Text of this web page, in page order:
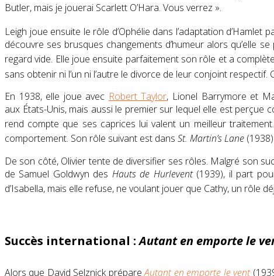
Butler, mais je jouerai Scarlett O’Hara. Vous verrez ».
Leigh joue ensuite le rôle d’Ophélie dans l’adaptation d’Hamlet
découvre ses brusques changements d’humeur alors qu’elle
regard vide. Elle joue ensuite parfaitement son rôle et a
sans obtenir ni l’un ni l’autre le divorce de leur conjoint respectif.
En 1938, elle joue avec Robert Taylor, Lionel Barrymore et
aux États-Unis, mais aussi le premier sur lequel elle est perçue
rend compte que ses caprices lui valent un meilleur traitement
comportement. Son rôle suivant est dans St. Martin’s Lane
De son côté, Olivier tente de diversifier ses rôles. Malgré son
de Samuel Goldwyn des Hauts de Hurlevent(1939), il part
d’Isabella, mais elle refuse, ne voulant jouer que Cathy, un rôle
Succès international :Autant en emporte le
Alors que David Selznick prépareAutant en emporte le vent